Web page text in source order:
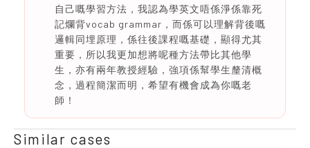
自己嘅學習方法，我認為學英文唔係淨係靠死
記爛背vocab grammar，而係可以理解背後嘅
邏輯同埋原理，係往後課程嘅基礎，顯得尤其
重要，所以我更加想將呢種方法帶比其他學
生，亦有兩年教授經驗，強項係幫學生釐清概
念，過程簡潔而明，希望有機會成為你嘅老
師！
Similar cases